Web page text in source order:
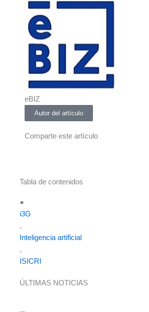
eBIZ
Autor del artículo
Comparte este artículo
Tabla de contenidos
●
i3G
,
Inteligencia artificial
,
ISICRI
ÚLTIMAS NOTICIAS